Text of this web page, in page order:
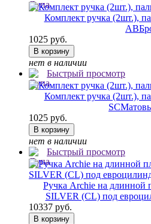
Комплект ручка (2шт.),
AB
1025 руб.
В корзину
нет в наличии
Быстрый просмотр
Комплект ручка (2шт.),
SC
1025 руб.
В корзину
нет в наличии
Быстрый просмотр
Ручка Archie на длинной
SILVER (CL) под
10337 руб.
В корзину